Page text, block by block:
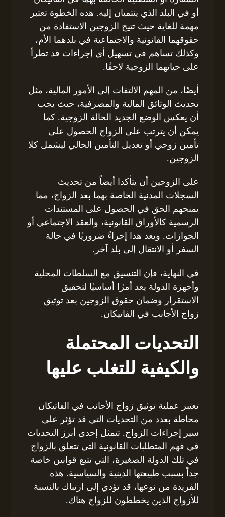
أو في البلد الذي ينتميان إليه. هذه الخطوة تعتبر
مهمة للغاية حيث تتيح الزوجين الاستفادة من
حقوقهما القانونية والاجتماعية في بلدهما الأم،
وكذلك تساهم في تسهيل أي إجراءات قد تطرأ
على حياتهما الزوجية لاحقًا.
أيضًا، من المهم الالتفات إلى الأمور المالية، مثل
تحديث الوثائق المالية والمصرفية، حيث يجب
أن يعكس الوضع الجديد الحالة الزوجية. كما
يمكن أن يترتب على الزواج الحصول على
تأمين زوجي أو تعديل التأمين الحالي ليشمل كلا
الزوجين.
على الزوجين أن يتأكدا أيضاً من تحديث
السجلات المدنية الخاصة بهما بعد الزواج، مما
يمنحهم الحق في الحصول على المستندات
الرسمية كالأوراق القانونية، والعقد الاجتماعي أو
الجوازات. ويعد هذا إجراءً ضروريًا في حالة
السفر أو الانتقال إلى بلد آخر.
في النهاية، فإن التنسيق مع السلطات المحلية
وأجهزة الدولة يعد أمرًا أساسيًا لتحقيق
الاستقرار وضمان حقوق الزوجين بعد توثيق
زواج الأجانب في الفاتيكان.
التحديات المحتملة
والكيفية للتغلب عليها
تعتبر عملية توثيق زواج الأجانب في الفاتيكان
محاطة بعدد من التحديات التي قد تؤثر على
سير إجراءات الزواج. تتمثل إحدى أبرز التحديات
في فهم المتطلبات القانونية التي تتعلق بالزواج
في تلك الدولة الصغيرة، التي تتبع قوانين خاصة
جداً بسبب طبيعتها الدينية والسياسية. هذه
الفريدة من نوعها، قد تؤدي إلى ارتباك بالنسبة
للأزواج الذين يخططون للزواج هناك.